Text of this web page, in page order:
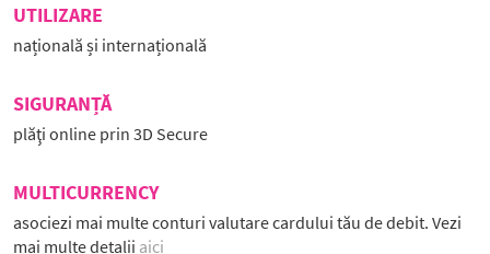
UTILIZARE
națională și internațională
SIGURANȚĂ
plăţi online prin 3D Secure
MULTICURRENCY
asociezi mai multe conturi valutare cardului tău de debit. Vezi
mai multe detalii aici